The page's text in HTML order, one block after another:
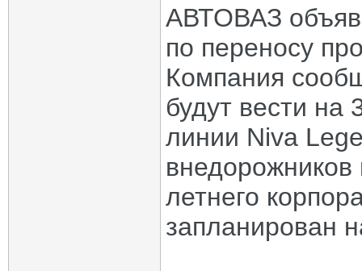
АВТОВАЗ
по переносу
Компания
будут вести на
линии Niva
летнего
запланирован